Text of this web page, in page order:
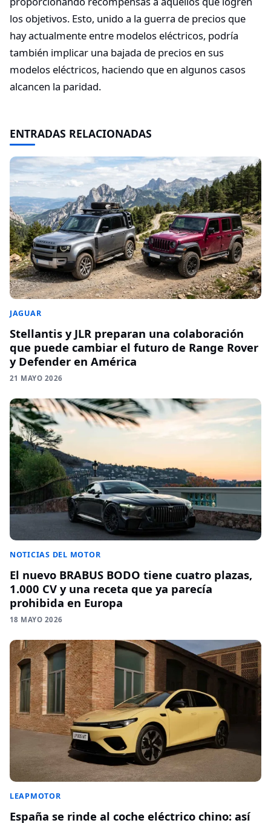
los objetivos. Esto, unido a la guerra de precios que
hay actualmente entre modelos eléctricos, podría
también implicar una bajada de precios en sus
modelos eléctricos, haciendo que en algunos casos
alcancen la paridad.
ENTRADAS RELACIONADAS
JAGUAR
Stellantis y JLR preparan una colaboración
que puede cambiar el futuro de Range Rover
y Defender en América
21 MAYO 2026
NOTICIAS DEL MOTOR
El nuevo BRABUS BODO tiene cuatro plazas,
1.000 CV y una receta que ya parecía
prohibida en Europa
18 MAYO 2026
LEAPMOTOR
España se rinde al coche eléctrico chino: así